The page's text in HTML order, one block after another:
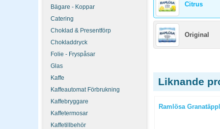
Bägare - Koppar
Catering
Choklad & Presentförp
Chokladdryck
Folie - Fryspåsar
Glas
Kaffe
Kaffeautomat Förbrukning
Kaffebryggare
Kaffetermosar
Kaffetillbehör
Citrus
Original
Liknande
Fanta Zero Orange burk 20x33cl Ramlösa